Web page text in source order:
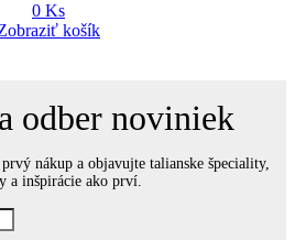
0 Ks
košík
odber noviniek
nákup a objavujte talianske špeciality,
a inšpirácie ako prví.